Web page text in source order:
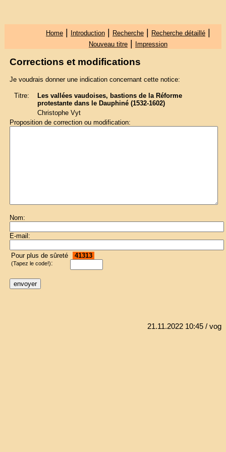
Home| Introduction| Recherche| Recherche détaillé|
Nouveau titre| Impression
Corrections et modifications
Je voudrais donner une indication concernant cette notice:
Titre:
Les vallées vaudoises, bastions de la Réforme
protestante dans le Dauphiné (1532-1602)
Christophe Vyt
Proposition de correction ou modification:
Nom:
E-mail:
Pour plus de sûreté
(Tapez le code!):
41313
21.11.2022 10:45 / vog